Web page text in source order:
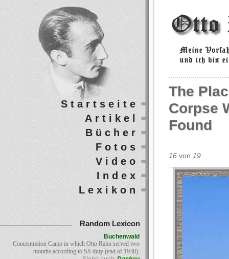
The
Corpse
Found
16 von 19
Startseite
Artikel
Bücher
Fotos
Video
Index
Lexikon
Random Lexicon
Buchenwald
Concentration Camp in which Otto Rahn served two
months according to SS duty (end of 1938).